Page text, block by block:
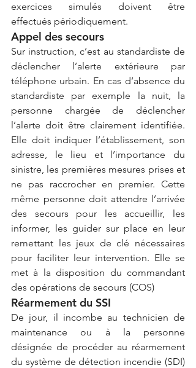
exercices simulés doivent être
effectués périodiquement.
Appel des secours
Sur instruction, c’est au standardiste de
déclencher l’alerte extérieure par
téléphone urbain. En cas d’absence du
standardiste par exemple la nuit, la
personne chargée de déclencher
l’alerte doit être clairement identifiée.
Elle doit indiquer l’établissement, son
adresse, le lieu et l’importance du
sinistre, les premières mesures prises et
ne pas raccrocher en premier. Cette
même personne doit attendre l’arrivée
des secours pour les accueillir, les
informer, les guider sur place en leur
remettant les jeux de clé nécessaires
pour faciliter leur intervention. Elle se
met à la disposition du commandant
des opérations de secours (COS)
Réarmement du SSI
De jour, il incombe au technicien de
maintenance ou à la personne
désignée de procéder au réarmement
du système de détection incendie (SDI)